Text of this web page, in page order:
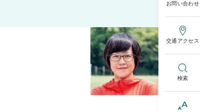
お問い合わせ
交通アクセス
検索